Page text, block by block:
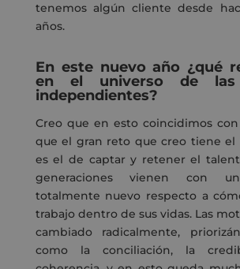
tenemos algúncliente desde
años.
En este nuevo año ¿qué
en el universo de las
independientes?
Creo que en esto coincidimos
que el gran reto que creo tiene
es el de captar y retener el
generaciones vienen con
totalmente nuevo respecto a
trabajo dentro de sus vidas. Las
cambiado radicalmente,
como la conciliación, la